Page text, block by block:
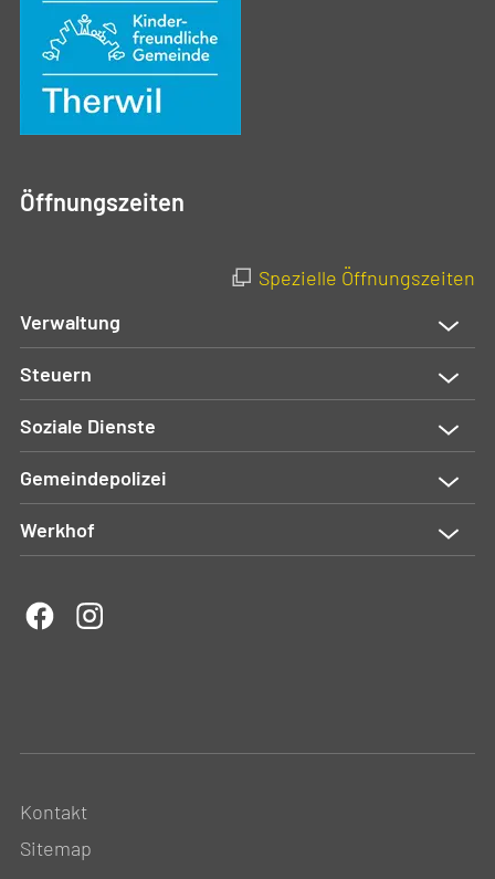
Öffnungszeiten
Spezielle Öffnungszeiten
Verwaltung
Steuern
Soziale Dienste
Gemeindepolizei
Werkhof
Kontakt
Sitemap